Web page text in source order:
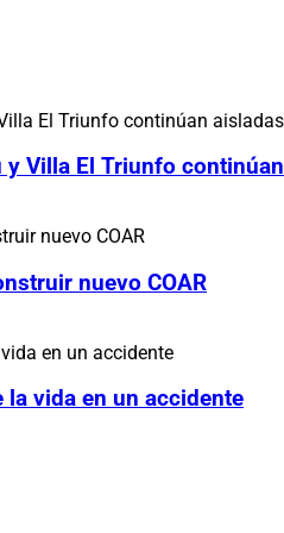
y Villa El Triunfo
nuevo COAR
vida en un accidente